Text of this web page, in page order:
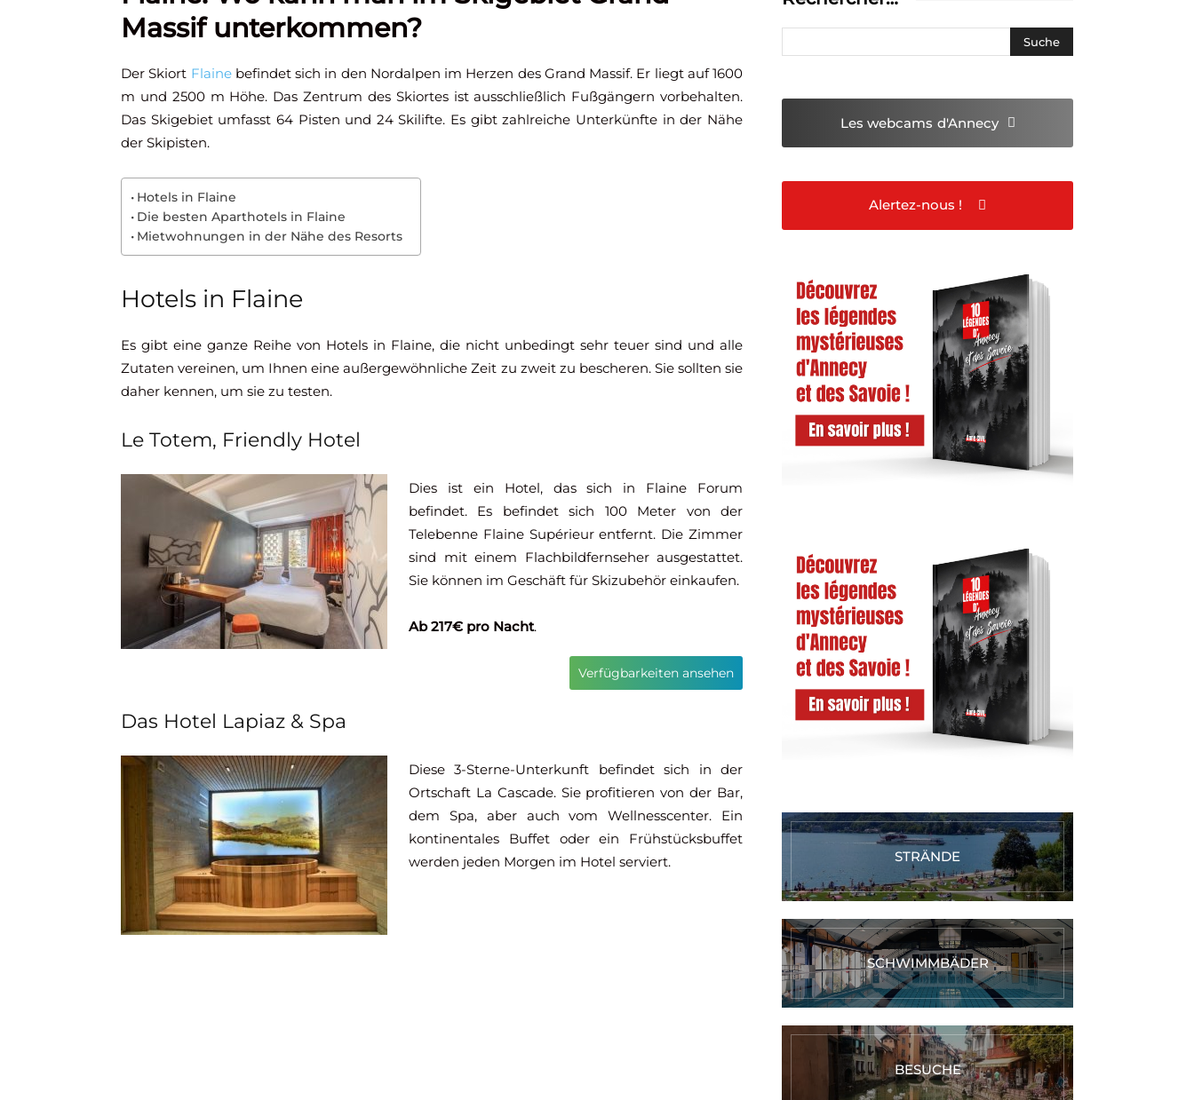
Massif unterkommen?
Der Skiort Flainebefindet sich in den Nordalpen im Herzen des Grand Massif. Er liegt auf 1600
m und 2500 m Höhe. Das Zentrum des Skiortes ist ausschließlich Fußgängern vorbehalten.
Das Skigebiet umfasst 64 Pisten und 24 Skilifte. Es gibt zahlreiche Unterkünfte in der Nähe
der Skipisten.
Hotels in Flaine
Die besten Aparthotels in Flaine
Mietwohnungen in der Nähe des Resorts
Hotels in Flaine
Es gibt eine ganze Reihe von Hotels in Flaine, die nicht unbedingt sehr teuer sind und alle
Zutaten vereinen, um Ihnen eine außergewöhnliche Zeit zu zweit zu bescheren. Sie sollten sie
daher kennen, um sie zu testen.
Le Totem, Friendly Hotel
Dies ist ein Hotel, das sich in Flaine Forum
befindet. Es befindet sich 100 Meter von der
Telebenne Flaine Supérieur entfernt. Die Zimmer
sind mit einem Flachbildfernseher ausgestattet.
Sie können im Geschäft für Skizubehör einkaufen.
Ab 217€ pro Nacht.
Verfügbarkeiten ansehen
Das Hotel Lapiaz & Spa
Diese 3-Sterne-Unterkunft befindet sich in der
Ortschaft La Cascade. Sie profitieren von der Bar,
dem Spa, aber auch vom Wellnesscenter. Ein
kontinentales Buffet oder ein Frühstücksbuffet
werden jeden Morgen im Hotel serviert.
Les webcams d'Annecy
Alertez-nous !
STRÄNDE
SCHWIMMBÄDER
BESUCHE